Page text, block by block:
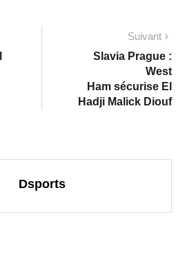
Suivant
Slavia Prague :
West
Ham sécurise El
Hadji Malick Diouf
Dsports